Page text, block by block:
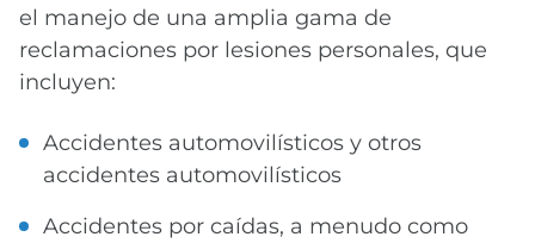
el manejo de una amplia gama de
reclamaciones por lesiones personales, que
incluyen:
Accidentes automovilísticos y otros
accidentes automovilísticos
Accidentes por caídas, a menudo como